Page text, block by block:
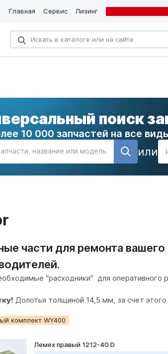
Главная Сервис Лизинг
поиск
10 000 запчастей на все
название или модель или
части для ремонта
"расходники" для оперативного
Долотья толщиной 14,5 мм, за счет этого
комплект WY400
Лемех правый 1212-40 D